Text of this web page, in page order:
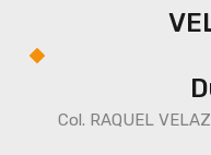
Col. RAQUEL